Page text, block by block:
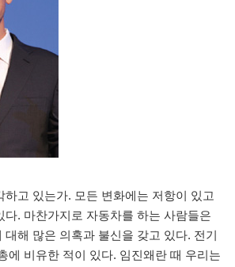
하고 있는가. 모든 변화에는 저항이 있고
다. 마찬가지로 자동차를 하는 사람들은
대해 많은 의혹과 불신을 갖고 있다. 전기
에 비유한 적이 있다. 임진왜란 때 우리는